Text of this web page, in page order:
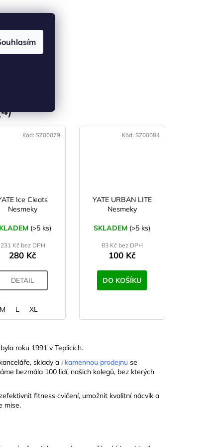
Ice Cleats
Nesmeky
(>5 ks)
231 Kč bez DPH
280 Kč
DETAIL
M L XL
Kód:SZ00079
YATE URBAN LITE
Nesmeky
SKLADEM (>5 ks)
83 Kč bez DPH
100 Kč
DO KOŠÍKU
Kód: SZ00084
roku 1991 v Teplicích.
sklady a i kamennou prodejnu se
bezmála 100 lidí, našich kolegů, bez kterých
fitness cvičení, umožnit kvalitní nácvik a
mise.